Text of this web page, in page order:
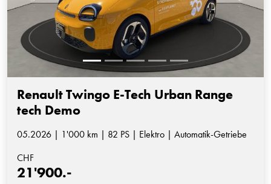
Renault Twingo E-Tech Urban Range
tech Demo
05.2026 | 1'000 km | 82 PS | Elektro | Automatik-Getriebe
CHF
21'900.-